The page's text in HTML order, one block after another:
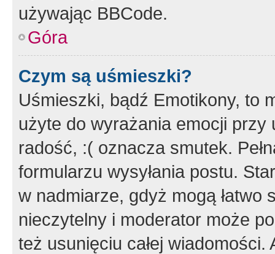
używając BBCode.
Góra
Czym są uśmieszki?
Uśmieszki, bądź Emotikony, to
użyte do wyrażania emocji
radość, :( oznacza smutek.
formularzu wysyłania postu.
w nadmiarze, gdyż mogą
nieczytelny i moderator może
też usunięciu całej